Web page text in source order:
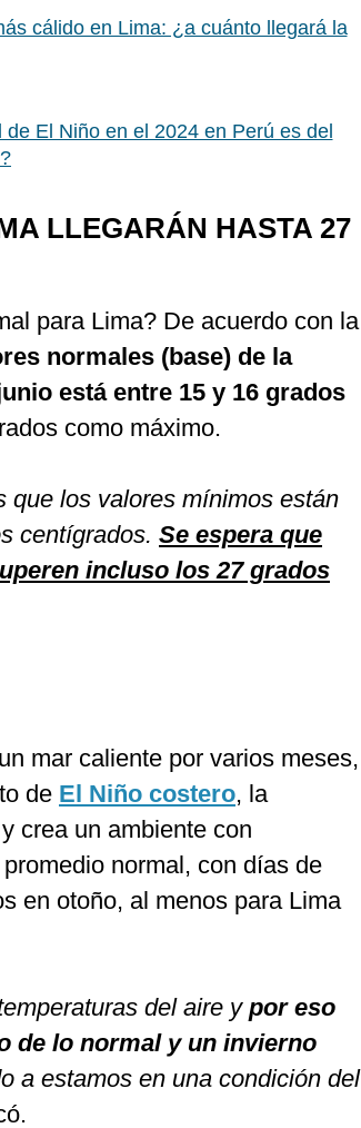
cálido en Lima: ¿a cuánto llegará la
de El Niño en el 2024 en Perú es del
LLEGARÁN HASTA 27
para Lima? De acuerdo con la
normales (base) de la
está entre 15 y 16 grados
como máximo.
que los valores mínimos están
centígrados. Se espera que
incluso los 27 grados
mar caliente por varios meses,
de El Niño costero, la
crea un ambiente con
normal, con días de
en otoño, al menos para Lima
del aire ypor eso
de lo normal y un invierno
a estamos en una condición del